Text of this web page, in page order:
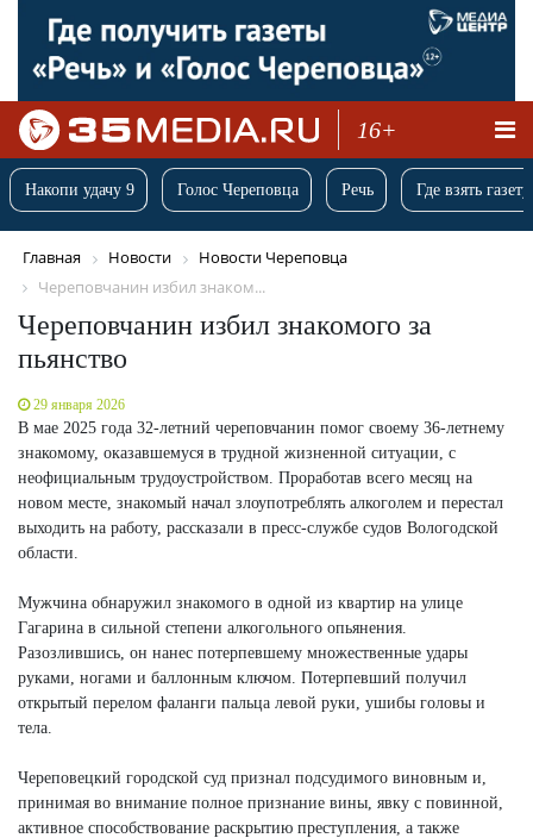
16+
Накопи удачу 9 Голос Череповца Речь Где взять
Главная Новости
Новости Череповца
Череповчанин избил знаком...
Череповчанин избил знакомого за
пьянство
29 января 2026
В мае 2025 года 32-летний череповчанин помог своему 36-летнему
знакомому, оказавшемуся в трудной жизненной ситуации, с
неофициальным трудоустройством. Проработав всего месяц на
новом месте, знакомый начал злоупотреблять алкоголем и перестал
выходить на работу, рассказали в пресс-службе судов Вологодской
области.
Мужчина обнаружил знакомого в одной из квартир на улице
Гагарина в сильной степени алкогольного опьянения.
Разозлившись, он нанес потерпевшему множественные удары
руками, ногами и баллонным ключом. Потерпевший получил
открытый перелом фаланги пальца левой руки, ушибы головы и
тела.
Череповецкий городской суд признал подсудимого виновным и,
принимая во внимание полное признание вины, явку с повинной,
активное способствование раскрытию преступления, а также